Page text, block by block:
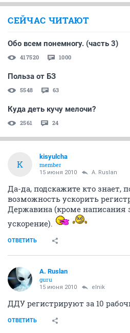
СЕЙЧАС ЧИТАЮТ
Обо всем понемногу. (часть 3)
417520 1000
Польза от БЗ
5548 63
Куда деть кучу мелочи?
2561 24
K
kisyulcha
member
15 июня 2010 A. Ruslan
Да-да, подскажите кто знает,
возможность ускорить
Державина (кроме написания
ускорение).
ОТВЕТИТЬ
A. Ruslan
guru
15 июня 2010 elnik
ДДУ регистрируют за 10
ОТВЕТИТЬ